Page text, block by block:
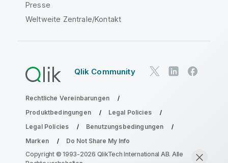
Presse
Weltweite Zentrale/Kontakt
Qlik Community
Rechtliche Vereinbarungen
Produktbedingungen
Legal Policies
Legal Policies
Benutzungsbedingungen
Marken
Do Not Share My Info
Copyright © 1993-2026 QlikTech International AB. Alle